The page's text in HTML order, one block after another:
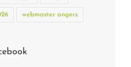
webmaster angers